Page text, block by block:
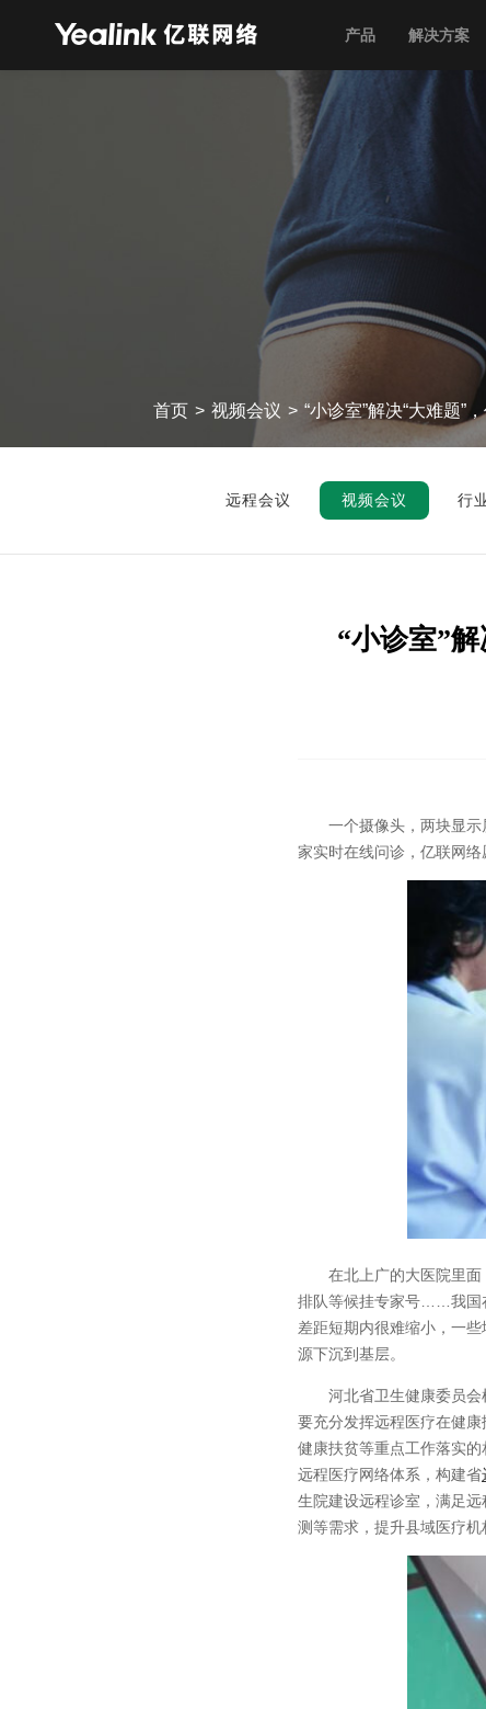
产品 解决方案
首页 > 视频会议 > “小诊室”解决“大难题”
远程会议 视频会议 行
“小诊室”
一个摄像头，两块显示
家实时在线问诊，亿联网络
在北上广的大医院里面，
排队等候挂专家号……我国
差距短期内很难缩小，一
源下沉到基层。
河北省卫生健康委员会根
要充分发挥远程医疗在健
健康扶贫等重点工作落实
远程医疗网络体系，构建省
生院建设远程诊室，满足远
测等需求，提升县域医疗机